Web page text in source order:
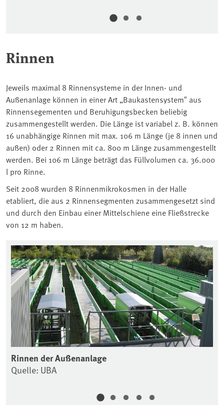
Rinnen
Jeweils maximal 8 Rinnensysteme in der Innen- und
Außenanlage können in einer Art „Baukastensystem″ aus
Rinnensegementen und Beruhigungsbecken beliebig
zusammengestellt werden. Die Länge ist variabel z. B. können
16 unabhängige Rinnen mit max. 106 m Länge (je 8 innen und
außen) oder 2 Rinnen mit ca. 800 m Länge zusammengestellt
werden. Bei 106 m Länge beträgt das Füllvolumen ca. 36.000
l pro Rinne.
Seit 2008 wurden 8 Rinnenmikrokosmen in der Halle
etabliert, die aus 2 Rinnensegmenten zusammengesetzt sind
und durch den Einbau einer Mittelschiene eine Fließstrecke
von 12 m haben.
Rinnen der Außenanlage
Quelle: UBA